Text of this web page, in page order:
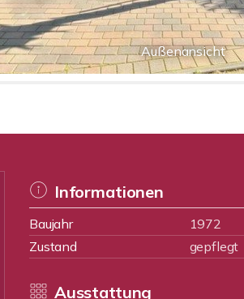
Außenansicht
Informationen
Baujahr 1972
Zustand
gepflegt
Ausstattung